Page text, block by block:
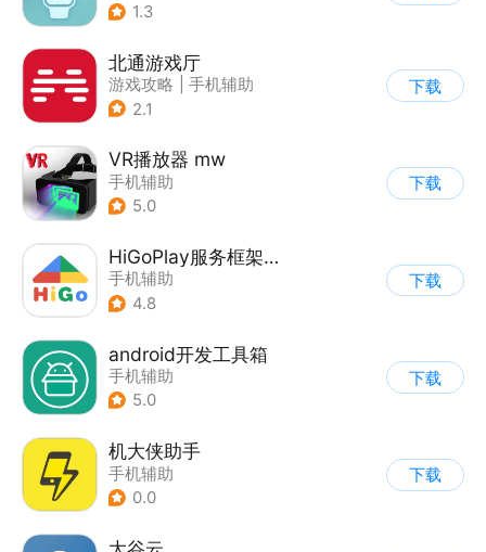
1.3
北通游戏厅
游戏攻略
手机辅助
2.1
下载
VR播放器 mw
手机辅助
5.0
下载
HiGoPlay服务框架安装器
手机辅助
4.8
下载
android开发工具箱
手机辅助
5.0
下载
机大侠助手
手机辅助
0.0
下载